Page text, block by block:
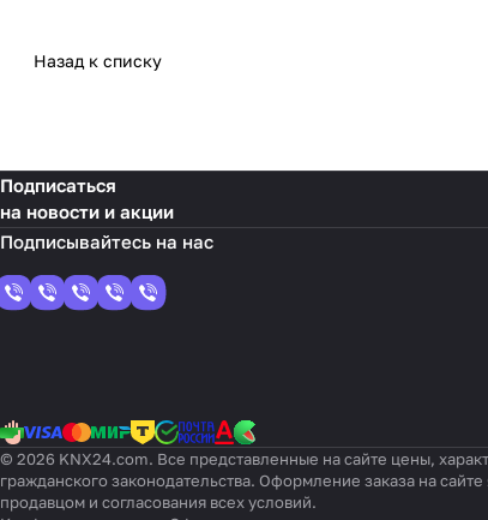
Назад к списку
Подписаться
на новости и акции
© 2026 KNX24.com. Все представленные на сайте цены,
гражданского законодательства. Оформление заказа на
продавцом и согласования всех условий.